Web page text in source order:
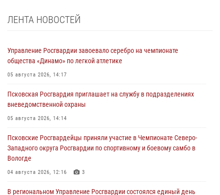
ЛЕНТА НОВОСТЕЙ
Управление Росгвардии завоевало серебро на чемпионате
общества «Динамо» по легкой атлетике
05 августа 2026, 14:17
Псковская Росгвардия приглашает на службу в подразделениях
вневедомственной охраны
05 августа 2026, 14:14
Псковские Росгвардейцы приняли участие в Чемпионате Северо-
Западного округа Росгвардии по спортивному и боевому самбо в
Вологде
04 августа 2026, 12:16 3
В региональном Управление Росгвардии состоялся единый день